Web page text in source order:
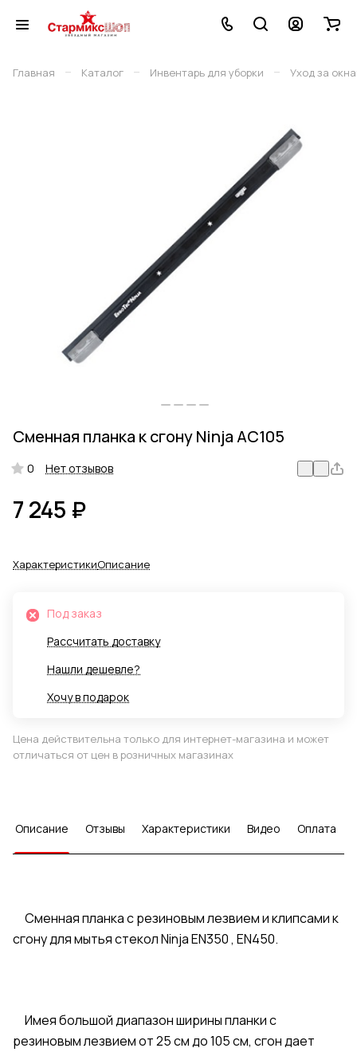
Главная – Каталог – Инвентарь для уборки – Уход за
Сменная планка к сгону Ninja AC105
0 Нет отзывов
7 245 ₽
ХарактеристикиОписание
Под заказ
Рассчитать доставку
Нашли дешевле?
Хочу в подарок
Цена действительна только для интернет-магазина и может
отличаться от цен в розничных магазинах
Описание Отзывы Характеристики Видео Оплата
Сменная планка с резиновым лезвием и клипсами к
сгону для мытья стекол Ninja EN350 , EN450.
Имея большой диапазон ширины планки с
резиновым лезвием от 25 см до 105 см, сгон дает